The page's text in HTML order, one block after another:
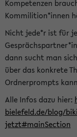
Kompetenzen
Kommilition*innen
Nicht jede*r ist für
dann sucht man
über das konkrete
Ordnerprompts
Alle Infos dazu hier:
bielefeld.de/blog/
jetzt#mainSection